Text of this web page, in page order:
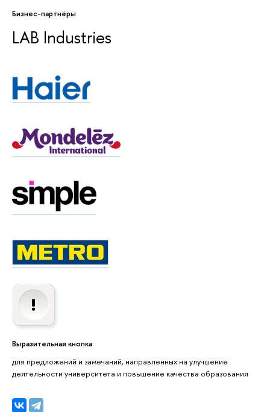
Бизнес-партнёры
LAB Industries
Выразительная кнопка
для предложений и замечаний, направленных на улучшение
деятельности университета и повышение качества образования